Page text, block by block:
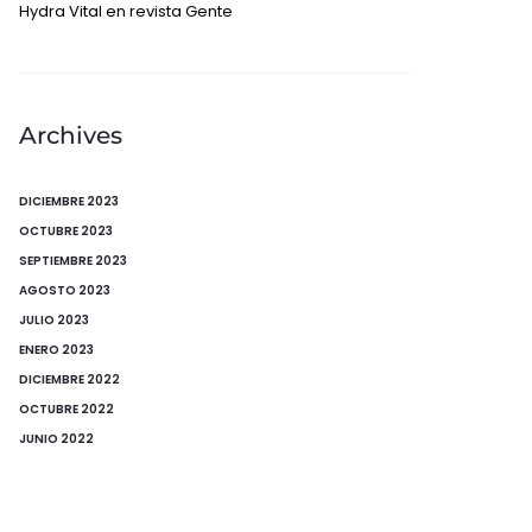
Hydra Vital en revista Gente
Archives
DICIEMBRE 2023
OCTUBRE 2023
SEPTIEMBRE 2023
AGOSTO 2023
JULIO 2023
ENERO 2023
DICIEMBRE 2022
OCTUBRE 2022
JUNIO 2022